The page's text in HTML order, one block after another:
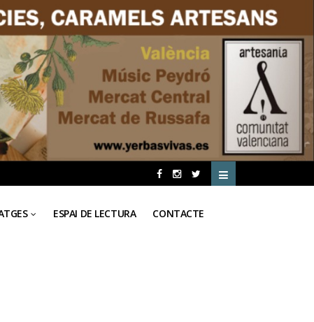
ESPAI DE LECTURA CONTACTE